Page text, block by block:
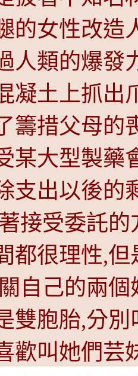
的女性改造
人類的爆發
凝土上抓出
籌措父母的
某大型製藥
支出以後的
接受委託的
都很理性,
自己的兩
雙胞胎,分
歡叫她們芸